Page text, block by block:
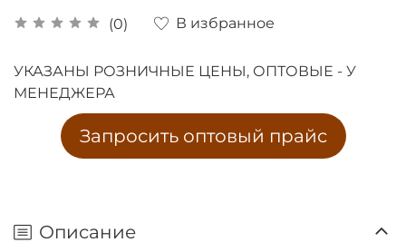
(0) В избранное
УКАЗАНЫ РОЗНИЧНЫЕ ЦЕНЫ, ОПТОВЫЕ - У
МЕНЕДЖЕРА
Запросить оптовый прайс
Описание